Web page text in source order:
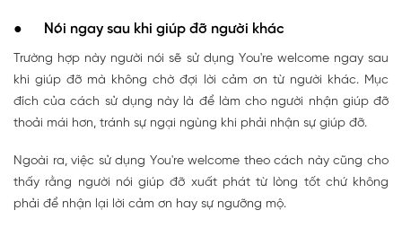
● Nói ngay sau khi giúp đỡ người khác
Trường hợp này người nói sẽ sử dụng You're welcome ngay sau
khi giúp đỡ mà không chờ đợi lời cảm ơn từ người khác. Mục
đích của cách sử dụng này là để làm cho người nhận giúp đỡ
thoải mái hơn, tránh sự ngại ngùng khi phải nhận sự giúp đỡ.
Ngoài ra, việc sử dụng You're welcome theo cách này cũng cho
thấy rằng người nói giúp đỡ xuất phát từ lòng tốt chứ không
phải để nhận lại lời cảm ơn hay sự ngưỡng mộ.